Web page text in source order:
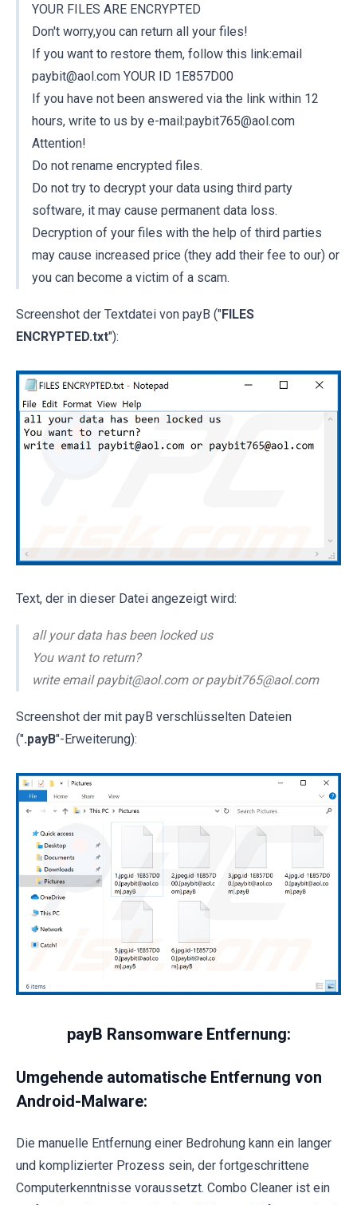
YOUR FILES ARE ENCRYPTED
Don't worry,you can return all your files!
If you want to restore them, follow this link:email
paybit@aol.com YOUR ID 1E857D00
If you have not been answered via the link within 12
hours, write to us by e-mail:paybit765@aol.com
Attention!
Do not rename encrypted files.
Do not try to decrypt your data using third party
software, it may cause permanent data loss.
Decryption of your files with the help of third parties
may cause increased price (they add their fee to our) or
you can become a victim of a scam.
Screenshot der Textdatei von payB ("FILES
ENCRYPTED.txt"):
Text, der in dieser Datei angezeigt wird:
all your data has been locked us
You want to return?
write email paybit@aol.com or paybit765@aol.com
Screenshot der mit payB verschlüsselten Dateien
(".payB"-Erweiterung):
payB Ransomware Entfernung:
Umgehende automatische Entfernung von
Android-Malware:
Die manuelle Entfernung einer Bedrohung kann ein langer
und komplizierter Prozess sein, der fortgeschrittene
Computerkenntnisse voraussetzt. Combo Cleaner ist ein